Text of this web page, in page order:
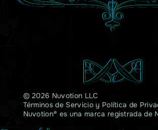
© 2026 Nuvotion LLC
Términos de Servicioy Política de
Nuvotion® es una marca registrada de